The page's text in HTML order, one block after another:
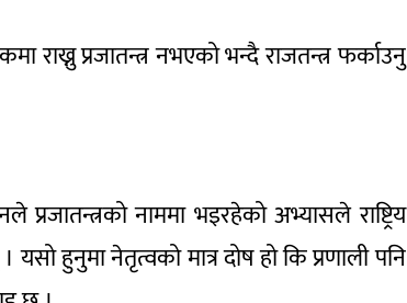
राख्नु प्रजातन्त्र नभएको भन्दै राजतन्त्र फर्काउनु
नाममा भइरहेको अभ्यासले राष्ट्रिय
हुनुमा नेतृत्वको मात्र दोष हो कि प्रणाली पनि